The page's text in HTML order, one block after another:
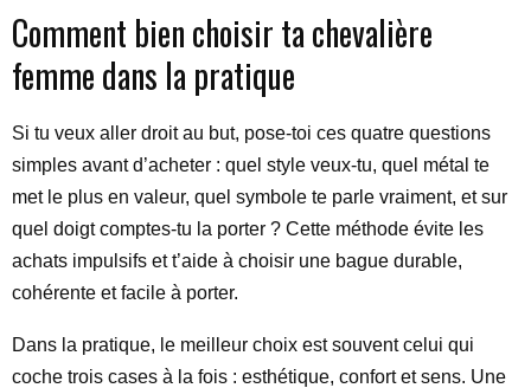
Comment bien choisir ta chevalière
femme dans la pratique
Si tu veux aller droit au but, pose-toi ces quatre questions
simples avant d’acheter : quel style veux-tu, quel métal te
met le plus en valeur, quel symbole te parle vraiment, et sur
quel doigt comptes-tu la porter ? Cette méthode évite les
achats impulsifs et t’aide à choisir une bague durable,
cohérente et facile à porter.
Dans la pratique, le meilleur choix est souvent celui qui
coche trois cases à la fois : esthétique, confort et sens. Une